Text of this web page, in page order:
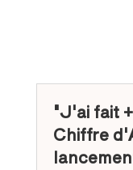
"J'ai fait
Chiffre